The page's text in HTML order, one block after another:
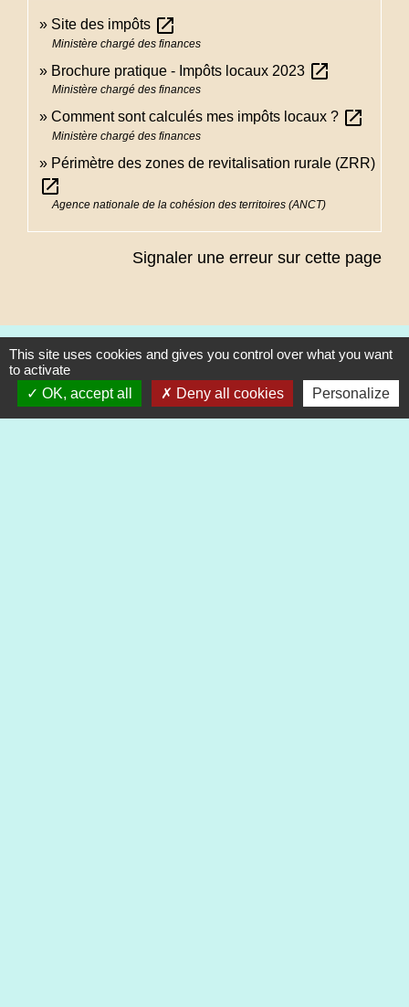
Site des impôts open_in_new
Ministère chargé des finances
Brochure pratique - Impôts locaux 2023 open_in_new
Ministère chargé des finances
Comment sont calculés mes impôts locaux ? open_in_new
Ministère chargé des finances
Périmètre des zones de revitalisation rurale (ZRR)
open_in_new
Agence nationale de la cohésion des territoires (ANCT)
Signaler une erreur sur cette page
Contacts
Commune de Heimsbrunn
This site uses cookies and gives you control over what you want
to activate
OK, accept all
Deny all cookies Personalize